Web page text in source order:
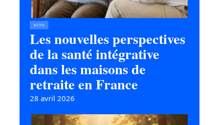
ACTU
Les nouvelles perspectives
de la santé intégrative
dans les maisons de
retraite en France
28 avril 2026